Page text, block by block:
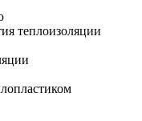
теплоизоляции